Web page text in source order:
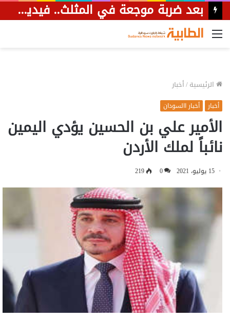
القائمة
الرئيسية/أخبار
أخبار أخبار االسودان
الأمير علي بن الحسين يؤدي اليمين
نائباً لملك الأردن
15 يوليو، 2021 0
219